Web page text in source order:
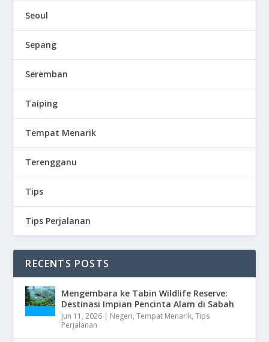
Seoul
Sepang
Seremban
Taiping
Tempat Menarik
Terengganu
Tips
Tips Perjalanan
RECENTS POSTS
Mengembara ke Tabin Wildlife Reserve:
Destinasi Impian Pencinta Alam di Sabah
Jun 11, 2026 | Negeri,Tempat Menarik,Tips
Perjalanan